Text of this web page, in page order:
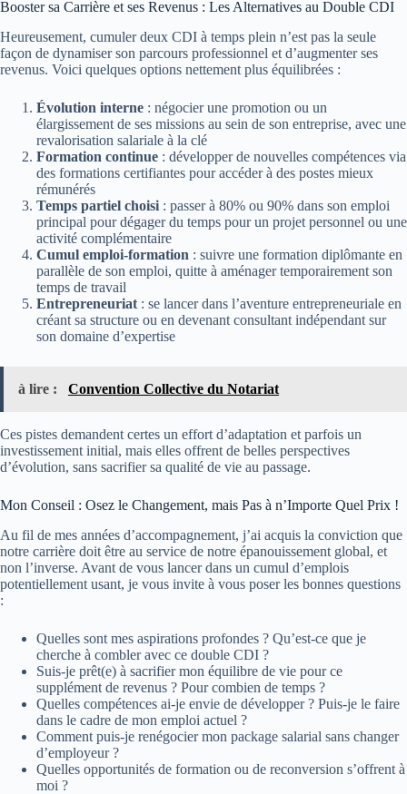
Booster sa Carrière et ses Revenus : Les Alternatives au Double CDI
Heureusement, cumuler deux CDI à temps plein n’est pas la seule
façon de dynamiser son parcours professionnel et d’augmenter ses
revenus. Voici quelques options nettement plus équilibrées :
Évolution interne : négocier une promotion ou un
élargissement de ses missions au sein de son entreprise, avec une
revalorisation salariale à la clé
Formation continue : développer de nouvelles compétences via
des formations certifiantes pour accéder à des postes mieux
rémunérés
Temps partiel choisi : passer à 80% ou 90% dans son emploi
principal pour dégager du temps pour un projet personnel ou une
activité complémentaire
Cumul emploi-formation : suivre une formation diplômante en
parallèle de son emploi, quitte à aménager temporairement son
temps de travail
Entrepreneuriat : se lancer dans l’aventure entrepreneuriale en
créant sa structure ou en devenant consultant indépendant sur
son domaine d’expertise
à lire : Convention Collective du Notariat
Ces pistes demandent certes un effort d’adaptation et parfois un
investissement initial, mais elles offrent de belles perspectives
d’évolution, sans sacrifier sa qualité de vie au passage.
Mon Conseil : Osez le Changement, mais Pas à n’Importe Quel Prix !
Au fil de mes années d’accompagnement, j’ai acquis la conviction que
notre carrière doit être au service de notre épanouissement global, et
non l’inverse. Avant de vous lancer dans un cumul d’emplois
potentiellement usant, je vous invite à vous poser les bonnes questions
:
Quelles sont mes aspirations profondes ? Qu’est-ce que je
cherche à combler avec ce double CDI ?
Suis-je prêt(e) à sacrifier mon équilibre de vie pour ce
supplément de revenus ? Pour combien de temps ?
Quelles compétences ai-je envie de développer ? Puis-je le faire
dans le cadre de mon emploi actuel ?
Comment puis-je renégocier mon package salarial sans changer
d’employeur ?
Quelles opportunités de formation ou de reconversion s’offrent à
moi ?